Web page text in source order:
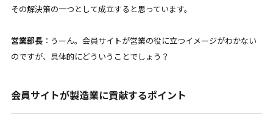
その解決策の一つとして成立すると思っています。
営業部長 ：うーん。会員サイトが営業の役に立つイメージがわかない
のですが、具体的にどういうことでしょう？
会員サイトが製造業に貢献するポイント